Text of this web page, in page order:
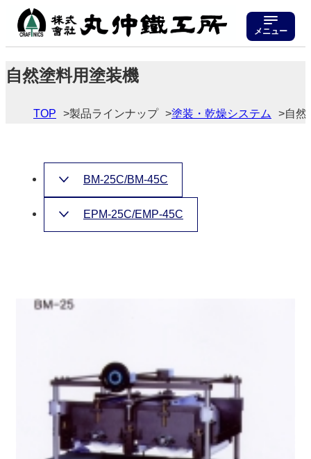
メニュー
自然塗料用塗装機
TOP 製品ラインナップ 塗装・乾燥システム 自然
BM-25C/BM-45C
EPM-25C/EMP-45C